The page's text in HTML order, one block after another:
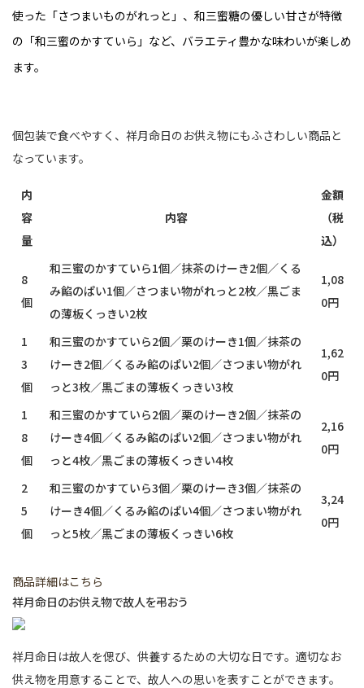
使った「さつまいものがれっと」、和三蜜糖の優しい甘さが特徴
の「和三蜜のかすていら」など、バラエティ豊かな味わいが楽しめ
ます。
個包装で食べやすく、祥月命日のお供え物にもふさわしい商品と
なっています。
内
容
量
内容
金額
（税
込）
8
個
和三蜜のかすていら1個／抹茶のけーき2個／くる
み餡のぱい1個／さつまい物がれっと2枚／黒ごま
の薄板くっきい2枚
1,08
0円
1
3
個
和三蜜のかすていら2個／栗のけーき1個／抹茶の
けーき2個／くるみ餡のぱい2個／さつまい物がれ
っと3枚／黒ごまの薄板くっきい3枚
1,62
0円
1
8
個
和三蜜のかすていら2個／栗のけーき2個／抹茶の
けーき4個／くるみ餡のぱい2個／さつまい物がれ
っと4枚／黒ごまの薄板くっきい4枚
2,16
0円
2
5
個
和三蜜のかすていら3個／栗のけーき3個／抹茶の
けーき4個／くるみ餡のぱい4個／さつまい物がれ
っと5枚／黒ごまの薄板くっきい6枚
3,24
0円
商品詳細はこちら
祥月命日のお供え物で故人を弔おう
祥月命日は故人を偲び、供養するための大切な日です。適切なお
供え物を用意することで、故人への思いを表すことができます。